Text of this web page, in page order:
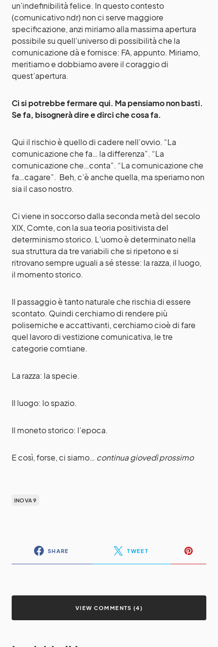
un’indefinibilità felice. In questo contesto
(comunicativo ndr) non ci serve maggiore
specificazione, anzi miriamo alla massima apertura
possibile su quell’universo di possibilità che la
comunicazione dà e fornisce: FA, appunto. Miriamo,
meritiamo e dobbiamo avere il coraggio di
quest’apertura.
Ci si potrebbe fermare qui. Ma pensiamo non basti.
Se fa, bisognerà dire e dirci che cosa fa.
Qui il rischio è quello di cadere nell’ovvio. “La
comunicazione che fa… la differenza”. “La
comunicazione che…conta”. “La comunicazione che
fa…cagare”. Beh, c’è anche quella, ma speriamo non
sia il caso nostro.
Ci viene in soccorso dalla seconda metà del secolo
XIX, Comte, con la sua teoria positivista del
determinismo storico. L’uomo è determinato nella
sua struttura da tre variabili che si ripetono e si
ritrovano sempre uguali a sé stesse: la razza, il luogo,
il momento storico.
Il passaggio è tanto naturale che rischia di essere
scontato. Quindi cerchiamo di rendere più
polisemiche e accattivanti, cerchiamo cioè di fare
quel lavoro di vestizione comunicativa, le tre
categorie comtiane.
La razza: la specie.
Il luogo: lo spazio.
Il moneto storico: l’epoca.
E così, forse, ci siamo… continua giovedì prossimo
INOVA 9
SHARE TWEET
VIEW COMMENTS (4)